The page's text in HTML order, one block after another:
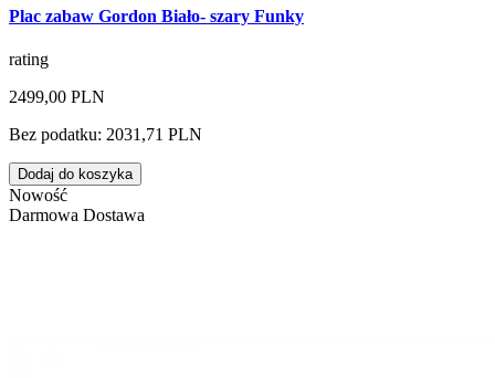
Plac zabaw Gordon Biało- szary Funky
rating
2499,00 PLN
Bez podatku: 2031,71 PLN
Dodaj do koszyka
Nowość
Darmowa Dostawa